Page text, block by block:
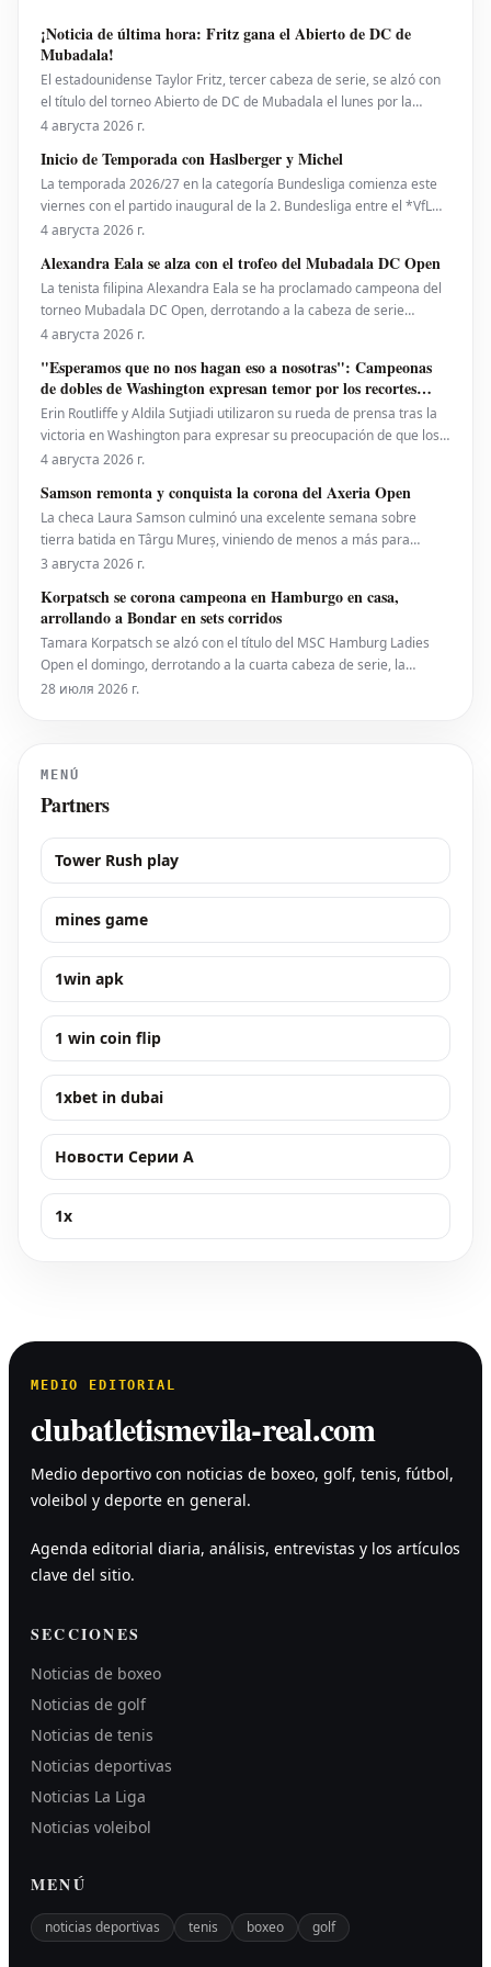
¡Noticia de última hora: Fritz gana el Abierto de DC de
Mubadala!
El estadounidense Taylor Fritz, tercer cabeza de serie, se alzó con
el título del torneo Abierto de DC de Mubadala el lunes por la
noche, tras derrotar al español Rafael Jodar por 7-6 (2), 6-4. Este es
10 del ranking mundial, habí
4 августа 2026 г.
Inicio de Temporada con Haslberger y Michel
La temporada 2026/27 en la categoría Bundesliga comienza este
viernes con el partido inaugural de la 2. Bundesliga entre el *VfL
Bochum* y el *Hertha BSC*. El encuentro será dirigido por
y **Martin Speckner**. **Tom Bauer** eje
4 августа 2026 г.
Alexandra Eala se alza con el trofeo del Mubadala DC Open
La tenista filipina Alexandra Eala se ha proclamado campeona del
torneo Mubadala DC Open, derrotando a la cabeza de serie
número uno, la estadounidense Jessica Pegula, con un marcador
puesto 28 del ranking mundial, demostró su
4 августа 2026 г.
"Esperamos que no nos hagan eso a nosotras": Campeonas
de dobles de Washington expresan temor por los recortes
propuestos por la ATP que se extienden a la WTA
Erin Routliffe y Aldila Sutjiadi utilizaron su rueda de prensa tras la
victoria en Washington para expresar su preocupación de que los
recortes propuestos por la ATP en dobles puedan llegar
iniciativa separada de la ATP para colocar
4 августа 2026 г.
Samson remonta y conquista la corona del Axeria Open
La checa Laura Samson culminó una excelente semana sobre
tierra batida en Târgu Mureș, viniendo de menos a más para
derrotar a la máxima favorita, la española Kaitlin Quevedo, por 2-6,
Intaro Sport. El evento WTA 125 en Rumanía viv
3 августа 2026 г.
Korpatsch se corona campeona en Hamburgo en casa,
arrollando a Bondar en sets corridos
Tamara Korpatsch se alzó con el título del MSC Hamburg Ladies
Open el domingo, derrotando a la cuarta cabeza de serie, la
húngara Anna Bondar, por 6-3, 6-3 en la final. Con esta victoria,
28 июля 2026 г.
MENÚ
Partners
Tower Rush play
mines game
1win apk
1 win coin flip
1xbet in dubai
Новости Серии А
1x
MEDIO EDITORIAL
clubatletismevila-real.com
Medio deportivo con noticias de boxeo, golf, tenis, fútbol,
voleibol y deporte en general.
Agenda editorial diaria, análisis, entrevistas y los artículos
clave del sitio.
SECCIONES
Noticias de boxeo
Noticias de golf
Noticias de tenis
Noticias deportivas
Noticias La Liga
Noticias voleibol
MENÚ
noticias deportivas tenis boxeo golf